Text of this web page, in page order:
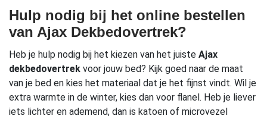
Hulp nodig bij het online bestellen
van Ajax Dekbedovertrek?
Heb je hulp nodig bij het kiezen van het juiste Ajax
dekbedovertrek voor jouw bed? Kijk goed naar de maat
van je bed en kies het materiaal dat je het fijnst vindt. Wil je
extra warmte in de winter, kies dan voor flanel. Heb je liever
iets lichter en ademend, dan is katoen of microvezel